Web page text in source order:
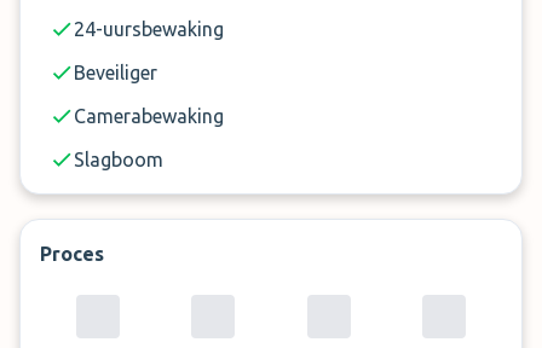
24-uursbewaking
Beveiliger
Camerabewaking
Slagboom
Proces